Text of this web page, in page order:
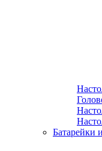
Батарейки